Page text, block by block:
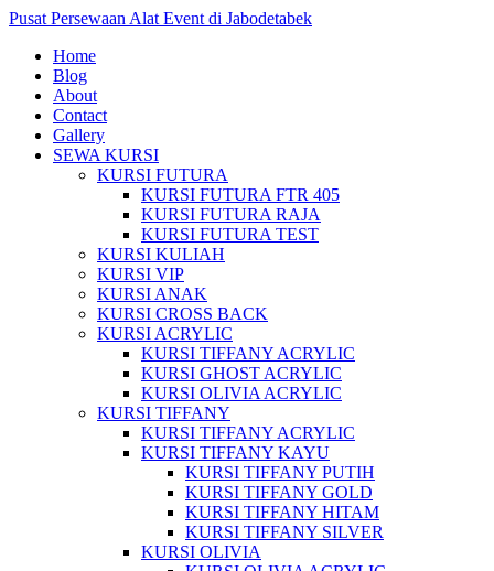
Pusat Persewaan Alat Event di Jabodetabek
Home
Blog
About
Contact
Gallery
SEWA KURSI
KURSI FUTURA
KURSI FUTURA FTR 405
KURSI FUTURA RAJA
KURSI FUTURA TEST
KURSI KULIAH
KURSI VIP
KURSI ANAK
KURSI CROSS BACK
KURSI ACRYLIC
KURSI TIFFANY ACRYLIC
KURSI GHOST ACRYLIC
KURSI OLIVIA ACRYLIC
KURSI TIFFANY
KURSI TIFFANY ACRYLIC
KURSI TIFFANY KAYU
KURSI TIFFANY PUTIH
KURSI TIFFANY GOLD
KURSI TIFFANY HITAM
KURSI TIFFANY SILVER
KURSI OLIVIA